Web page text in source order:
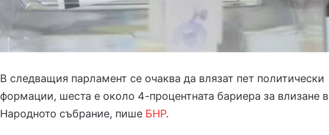
В следващия парламент се очаква да влязат пет политически
формации, шеста е около 4-процентната бариера за влизане в
Народното събрание, пише БНР.